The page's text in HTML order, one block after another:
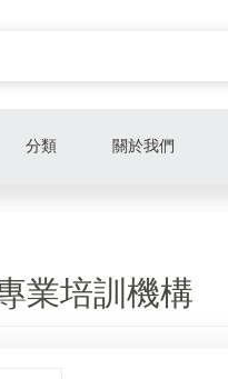
分類 關於我們
業培訓機構